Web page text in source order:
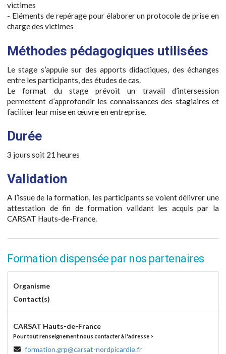
victimes
- Eléments de repérage pour élaborer un protocole de prise en
charge des victimes
Méthodes pédagogiques utilisées
Le stage s’appuie sur des apports didactiques, des échanges
entre les participants, des études de cas.
Le format du stage prévoit un travail d’intersession
permettent d’approfondir les connaissances des stagiaires et
faciliter leur mise en œuvre en entreprise.
Durée
3 jours soit 21 heures
Validation
A l’issue de la formation, les participants se voient délivrer une
attestation de fin de formation validant les acquis par la
CARSAT Hauts-de-France.
Formation dispensée par nos partenaires
Organisme
Contact(s)
CARSAT Hauts-de-France
Pour tout renseignement nous contacter à l'adresse >
formation.grp@carsat-nordpicardie.fr